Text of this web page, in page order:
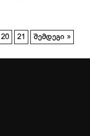
20 21 შემდეგი »